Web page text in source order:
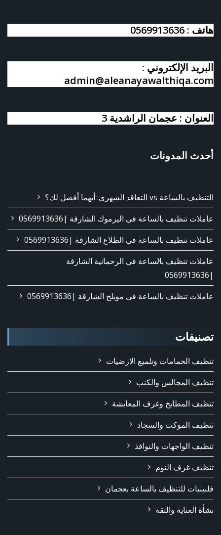
هاتف : 0569913636
البريد الإلكتروني :
admin@aleanayawalthiqa.com
العنوان : عجمان الراشدية 3
أحدث المدونات
التنظيف بالساعة vs التعاقد الشهري: أيهما أفضل لك؟
عاملات تنظيف بالساعة في اليرموك الشارقة |0569913636
عاملات تنظيف بالساعة في الطلاع الشارقة |0569913636
عاملات تنظيف بالساعة في الرحمانية الشارقة
|0569913636
عاملات تنظيف بالساعة في مويلح الشارقة |0569913636
تصنيفات
تنظيف الحمامات وتلميع الارضيات
تنظيف المجالس والكنب
تنظيف المطابخ وغرف المعايشة
تنظيف الموكت والسجاد
تنظيف الواجهات والنوافذ
تنظيف غرف النوم
فلبينيات للتنظيف بالساعة بعجمان
نشأة العناية والثقة